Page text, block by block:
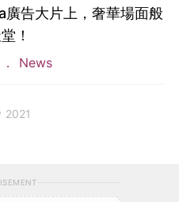
告大片上，奢華場面般
！
News
2021